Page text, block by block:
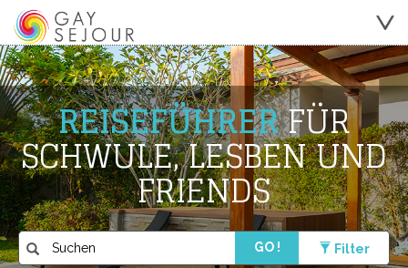
REISEFÜHRERFÜR
SCHWULE, LESBEN UND
FRIENDS
GO ! Filter